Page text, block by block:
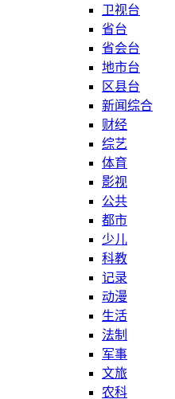
卫视台
省台
省会台
地市台
区县台
新闻综合
财经
综艺
体育
影视
公共
都市
少儿
科教
记录
动漫
生活
法制
军事
文旅
农科